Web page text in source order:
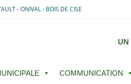
- ONIVAL - BOIS DE CISE
UN
COMMUNICATION